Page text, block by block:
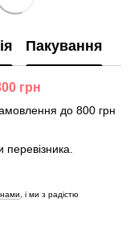
Пакування
грн
до 800 грн
нами, і ми з радістю